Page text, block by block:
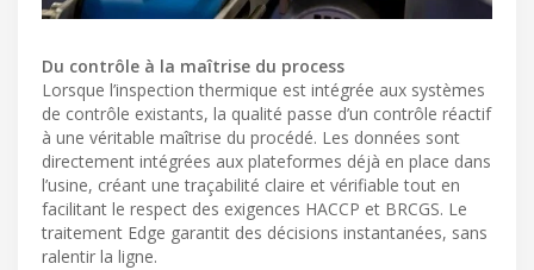
Du contrôle à la maîtrise du process
Lorsque l’inspection thermique est intégrée aux systèmes
de contrôle existants, la qualité passe d’un contrôle réactif
à une véritable maîtrise du procédé. Les données sont
directement intégrées aux plateformes déjà en place dans
l’usine, créant une traçabilité claire et vérifiable tout en
facilitant le respect des exigences HACCP et BRCGS. Le
traitement Edge garantit des décisions instantanées, sans
ralentir la ligne.